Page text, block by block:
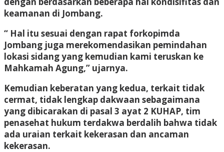
keamanan di Jombang.
“ Hal itu sesuai dengan rapat forkopimda
Jombang juga merekomendasikan pemindahan
lokasi sidang yang kemudian kami teruskan ke
Mahkamah Agung,” ujarnya.
Kemudian keberatan yang kedua, terkait tidak
cermat, tidak lengkap dakwaan sebagaimana
yang dibicarakan di pasal 3 ayat 2 KUHAP, tim
penasehat hukum terdakwa berdalih bahwa tidak
ada uraian terkait kekerasan dan ancaman
kekerasan.